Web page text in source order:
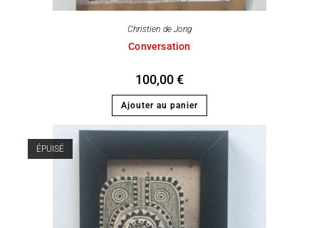
Christien de Jong
Conversation
100,00€
Ajouter au panier
ÉPUISÉ